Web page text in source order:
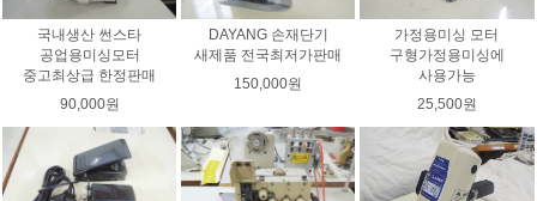
국내생산 썬스타
공업용미싱모터
중고최상급 한정판매
90,000원
DAYANG 손재단기
새제품 전국최저가판매
150,000원
가정용미싱 모터
구형가정용미싱에
사용가능
25,500원